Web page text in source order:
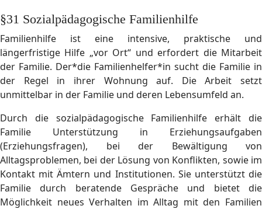
§31 Sozialpädagogische Familienhilfe
Familienhilfe ist eine intensive, praktische und
längerfristige Hilfe „vor Ort“ und erfordert die Mitarbeit
der Familie. Der*die Familienhelfer*in sucht die Familie in
der Regel in ihrer Wohnung auf. Die Arbeit setzt
unmittelbar in der Familie und deren Lebensumfeld an.
Durch die sozialpädagogische Familienhilfe erhält die
Familie Unterstützung in Erziehungsaufgaben
(Erziehungsfragen), bei der Bewältigung von
Alltagsproblemen, bei der Lösung von Konflikten, sowie im
Kontakt mit Ämtern und Institutionen. Sie unterstützt die
Familie durch beratende Gespräche und bietet die
Möglichkeit neues Verhalten im Alltag mit den Familien